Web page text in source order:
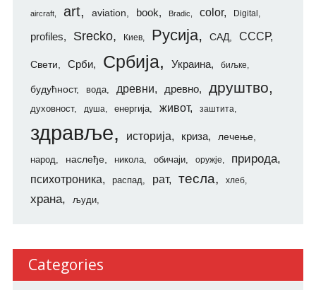
aircraft art aviation book Bradic color Digital
profiles Srecko Киев Русија САД СССР
Свети Срби Србија Украина биљке
будућност вода древни древно друштво
духовност душа енергија живот заштита
здравље историја криза лечење
народ наслеђе никола обичаји оружје природа
психотроника распад рат тесла хлеб
храна људи
Categories